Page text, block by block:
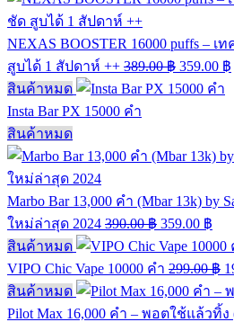
NEXAS BOOSTER 16000 puffs –
สูบได้ 1 สัปดาห์ ++ 389.00฿ 359.00 ฿
สินค้าหมด
Insta Bar PX 15000 คำ
สินค้าหมด
Marbo Bar 13,000 คำ (Mbar 13k) by
ใหม่ล่าสุด 2024 390.00฿ 359.00 ฿
สินค้าหมด
VIPO Chic Vape 10000 คำ 299.00฿
สินค้าหมด
Pilot Max 16,000 คำ – พอตใช้แล้วทิ้